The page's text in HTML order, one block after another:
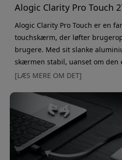
Alogic Clarity Pro Touch
Alogic Clarity Pro Touch er en
touchskærm, der løfter
brugere. Med sit slanke
skærmen stabil, uanset om den
liggende retning. IPS-panelet
levende hvide og dybe sorte
smule under Apples skærme
lysstyrke. En af de fremtrædende
[LÆS MERE OM DET]